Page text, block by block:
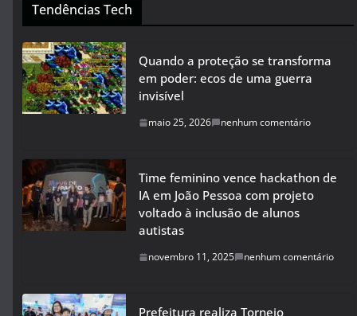
Tendências Tech
Quando a proteção se transforma
em poder: ecos de uma guerra
invisível
maio 25, 2026 nenhum comentário
Time feminino vence hackathon de
IA em João Pessoa com projeto
voltado à inclusão de alunos
autistas
novembro 11, 2025 nenhum comentário
Prefeitura realiza Torneio